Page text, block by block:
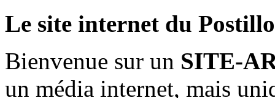
Le site internet du
Bienvenue sur un SITE-
un média internet, mais